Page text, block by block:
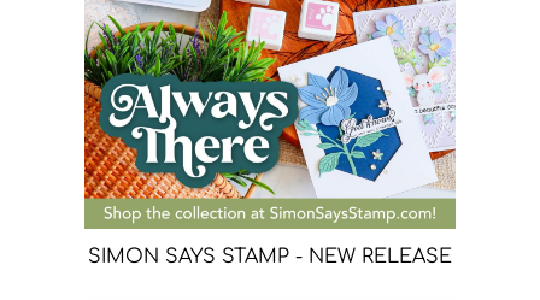
SIMON SAYS STAMP - NEW RELEASE